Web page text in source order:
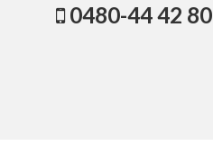
0480-44 42 80